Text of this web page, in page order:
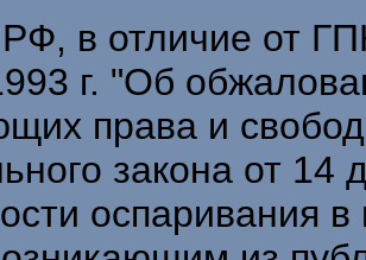
в отличие от
г. "Об
права и
закона от 14
оспаривания в